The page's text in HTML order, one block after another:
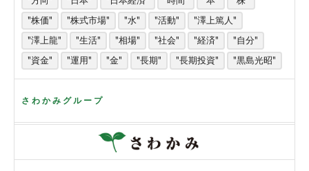
"株価"
"株式市場" "水" "活動"
"澤上篤人"
"澤上龍"
"生活" "相場" "社会" "経済"
"自分"
"資金"
"運用" "金" "長期" "長期投資" "黒島光昭"
さわかみグループ